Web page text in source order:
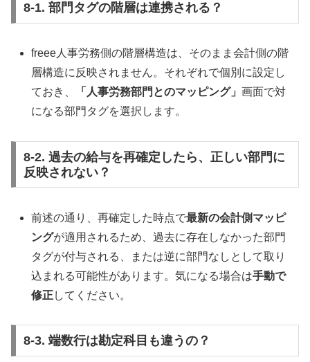
8-1. 部門タグの階層は連携される？
freee人事労務側の階層構造は、そのまま会計側の階
層構造に反映されません。それぞれで個別に設定し
ておき、
「人事労務部門とのマッピング」画面で対
になる部門タグを選択します。
8-2. 過去の給与を再確定したら、正しい部門に
反映されない？
前述の通り、再確定した時点で最新の会計側マッピ
ングが適用されるため、過去に存在しなかった部門
タグが付与される、または逆に部門なしとして取り
込まれる可能性があります。気になる場合は手動で
修正してください。
8-3. 端数行は勘定科目も違うの？